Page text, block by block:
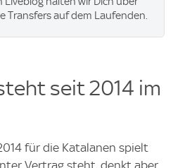
Transfers auf dem Laufenden.
seit 2014 im
für die Katalanen spielt
Vertrag steht, denkt aber